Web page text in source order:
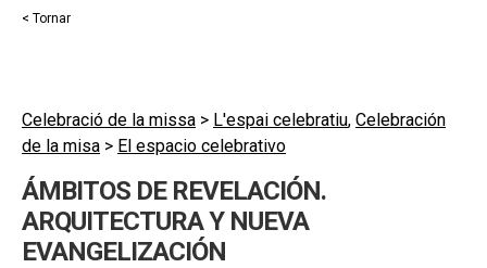
REVISTES
el
ACTUALITAT
BLOG
CONTACTE
< Tornar
Celebració de la missa > L'espai celebratiu, Celebración
de la misa > El espacio celebrativo
ÁMBITOS DE REVELACIÓN.
ARQUITECTURA Y NUEVA
EVANGELIZACIÓN